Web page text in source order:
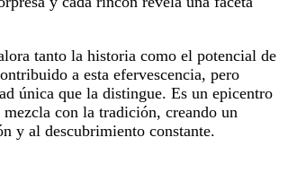
tanto la historia como el potencial de
a esta efervescencia, pero
única que la distingue. Es un epicentro
con la tradición, creando un
y al descubrimiento constante.